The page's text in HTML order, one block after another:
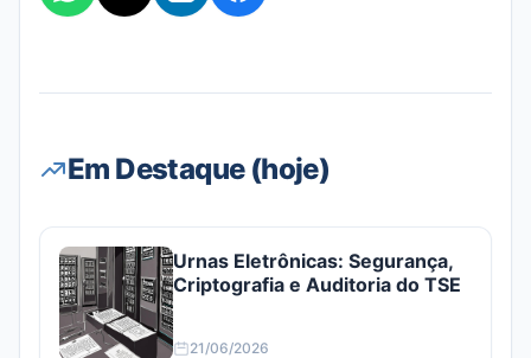
Em Destaque (hoje)
Urnas Eletrônicas: Segurança,
Criptografia e Auditoria do TSE
21/06/2026